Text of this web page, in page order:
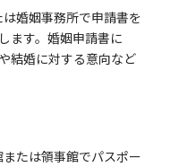
婚姻事務所で申請書を
ます。婚姻申請書に
結婚に対する意向など
たは領事館でパスポー